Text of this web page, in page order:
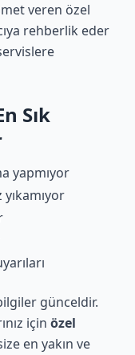
veren özel
rehberlik eder
Sık
yapmıyor
günceldir.
için özel
en yakın ve